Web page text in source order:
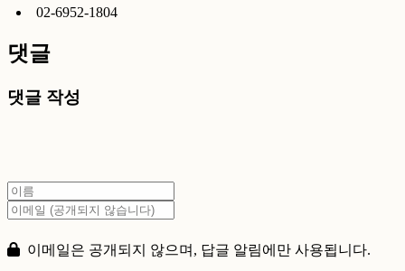
02-6952-1804
댓글
댓글 작성
이메일은 공개되지 않으며, 답글 알림에만 사용됩니다.